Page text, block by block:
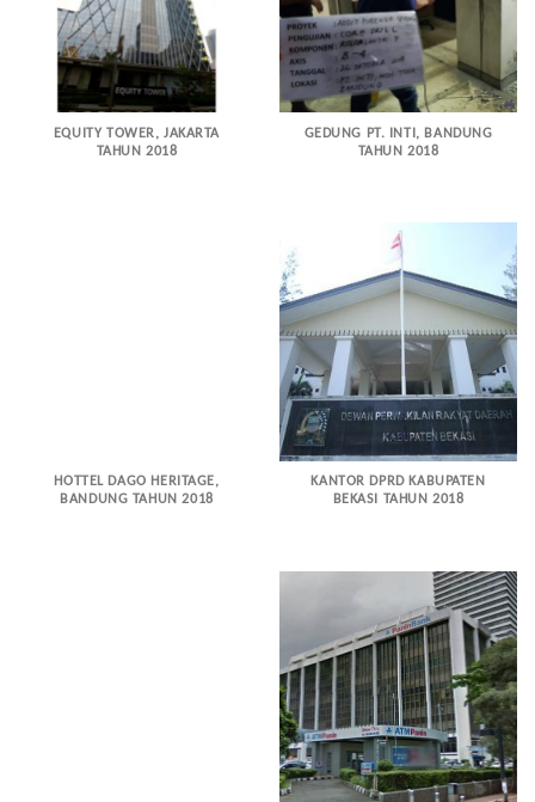
EQUITY TOWER, JAKARTA
TAHUN 2018
GEDUNG PT. INTI, BANDUNG
TAHUN 2018
HOTTEL DAGO HERITAGE,
BANDUNG TAHUN 2018
KANTOR DPRD KABUPATEN
BEKASI TAHUN 2018